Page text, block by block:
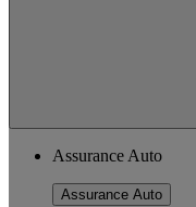
Assurance Auto
Assurance Auto